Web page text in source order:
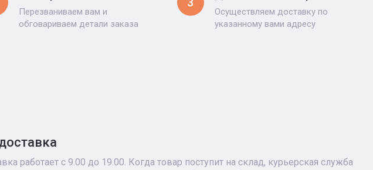
Перезваниваем вам и
обговариваем детали заказа
Осуществляем доставку по
указанному вами адресу
работает с 9.00 до 19.00. Когда товар поступит на склад, курьерская служба